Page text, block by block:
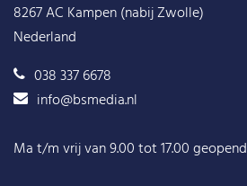
8267 AC Kampen (nabij Zwolle)
Nederland
038 337 6678
info@bsmedia.nl
Ma t/m vrij van 9.00 tot 17.00 geopend